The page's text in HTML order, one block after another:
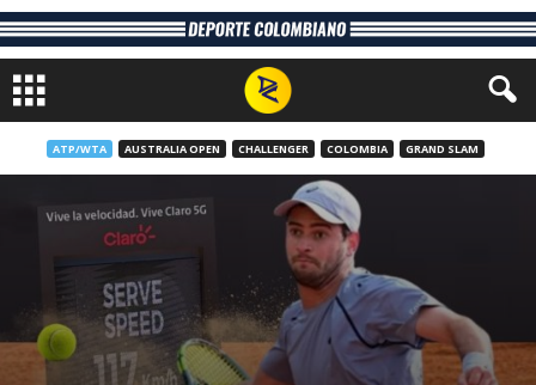
ATP/WTA AUSTRALIA OPEN CHALLENGER COLOMBIA GRAND SLAM